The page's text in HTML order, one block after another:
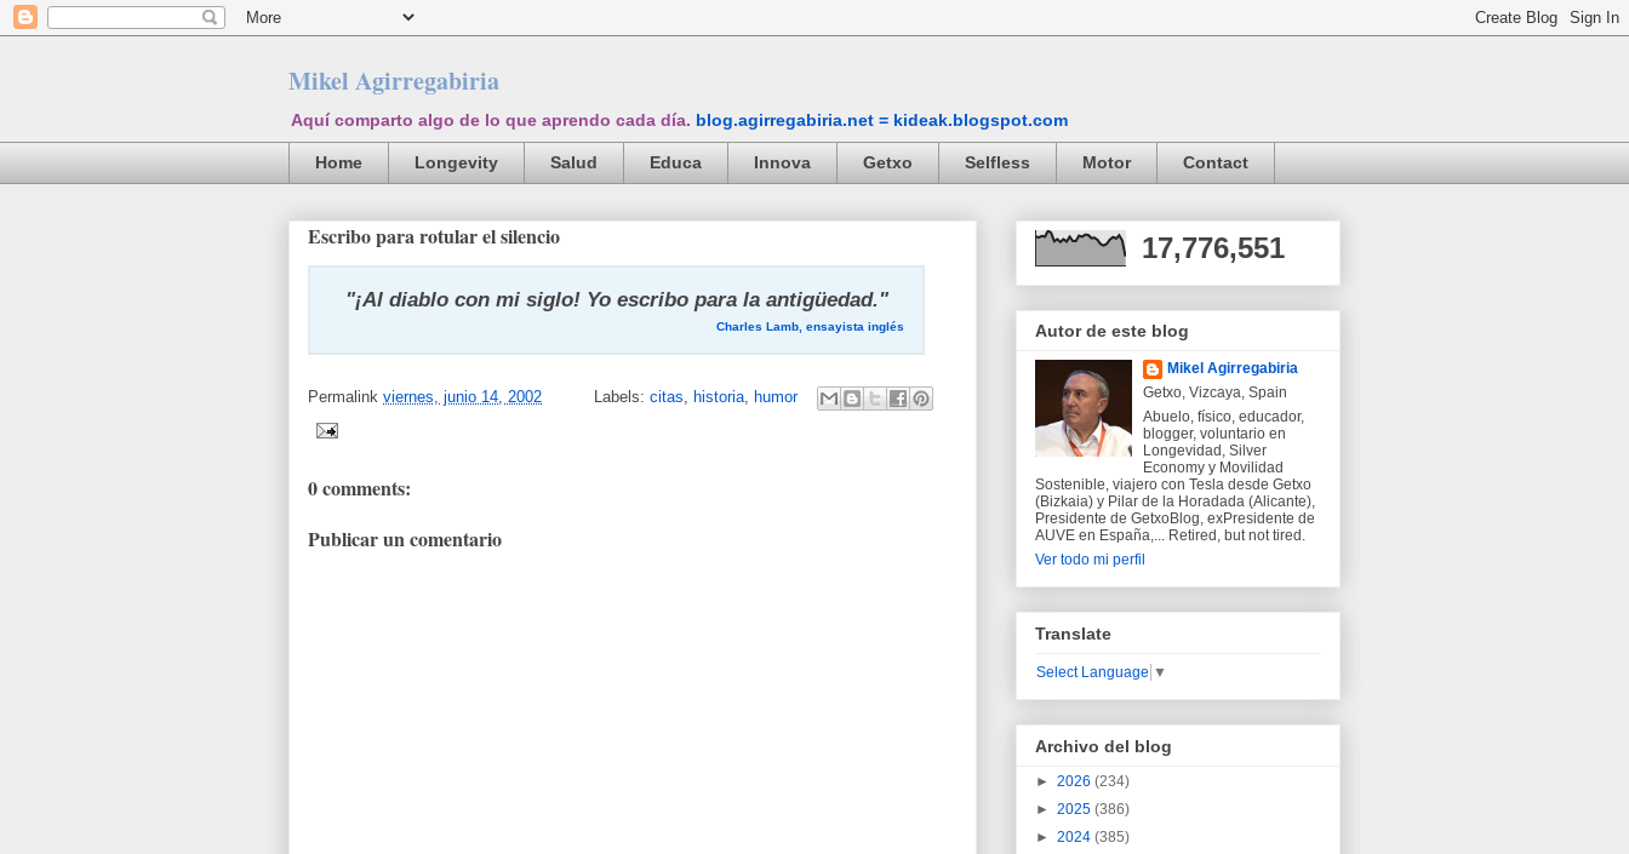
Mikel Agirregabiria
Aquí comparto algo de lo que aprendo cada día. blog.agirregabiria.net = kideak.blogspot.com
Home Longevity Salud Educa Innova Getxo Selfless Motor Contact
Escribo para rotular el silencio
"¡Al diablo con mi siglo! Yo escribo para la antigüedad."
Charles Lamb, ensayista inglés
Permalink viernes, junio 14, 2002 Labels: citas historia humor
0 comments:
Publicar un comentario
17,776,551
Autor de este blog
Mikel Agirregabiria
Getxo, Vizcaya, Spain
Abuelo, físico, educador,
blogger, voluntario en
Longevidad, Silver
Economy y Movilidad
Sostenible, viajero con Tesla desde Getxo
(Bizkaia) y Pilar de la Horadada (Alicante),
Presidente de GetxoBlog, exPresidente de
AUVE en España,... Retired, but not tired.
Ver todo mi perfil
Translate
Select Language ▼
Archivo del blog
► 2026 (234)
► 2025 (386)
► 2024 (385)